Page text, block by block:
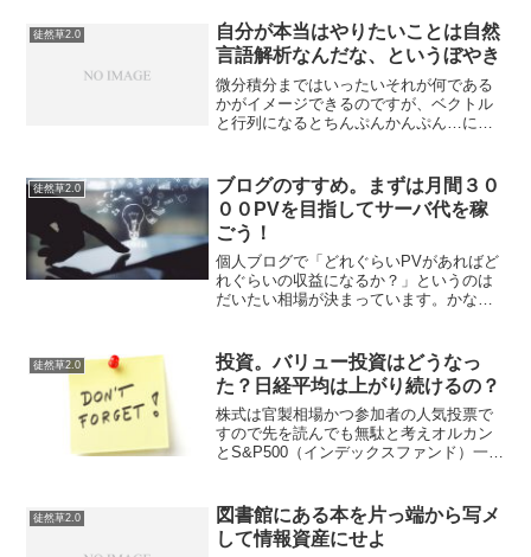
は"良い加減"ってことはポジティブで良
い意味...
徒然草2.0
自分が本当はやりたいことは自然
言語解析なんだな、というぼやき
微分積分まではいったいそれが何である
かがイメージできるのですが、ベクトル
と行列になるとちんぷんかんぷん…にな
っていないので、そのへんを勉強しない
ことには機械学習・AI・...
徒然草2.0
ブログのすすめ。まずは月間３０
００PVを目指してサーバ代を稼
ごう！
個人ブログで「どれぐらいPVがあればど
れぐらいの収益になるか？」というのは
だいたい相場が決まっています。かなり
円ぐらいの売上があるのと等しいという
ことになります。（G...
徒然草2.0
投資。バリュー投資はどうなっ
た？日経平均は上がり続けるの？
株式は官製相場かつ参加者の人気投票で
すので先を読んでも無駄と考えオルカン
とS&P500（インデックスファンド）一択
う戦略は捨てました。この株式戦略をと
るひとは私の...
徒然草2.0
図書館にある本を片っ端から写メ
して情報資産にせよ